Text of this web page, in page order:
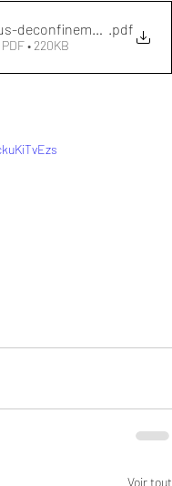
deconfinement-05052020
.pdf
• 220KB
Voir tout